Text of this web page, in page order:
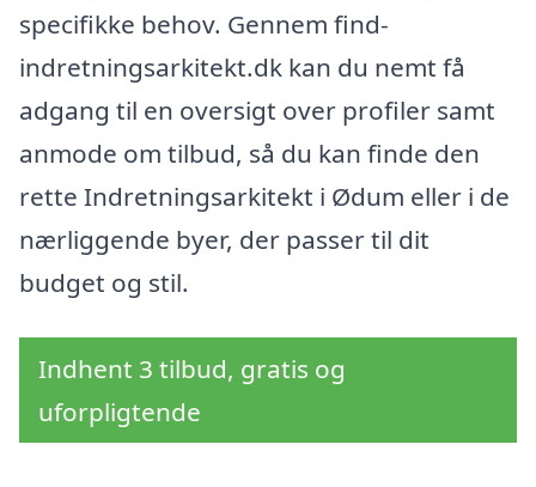
specifikke behov. Gennem find-
indretningsarkitekt.dk kan du nemt få
adgang til en oversigt over profiler samt
anmode om tilbud, så du kan finde den
rette Indretningsarkitekt i Ødum eller i de
nærliggende byer, der passer til dit
budget og stil.
Indhent 3 tilbud, gratis og
uforpligtende